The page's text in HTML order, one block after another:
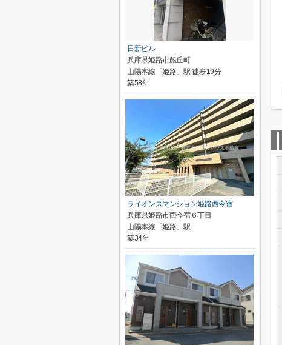
日新ビル
兵庫県姫路市船丘町
山陽本線「姫路」駅 徒歩19分
築58年
ライオンズマンション姫路西今宿
兵庫県姫路市西今宿６丁目
山陽本線「姫路」駅
築34年